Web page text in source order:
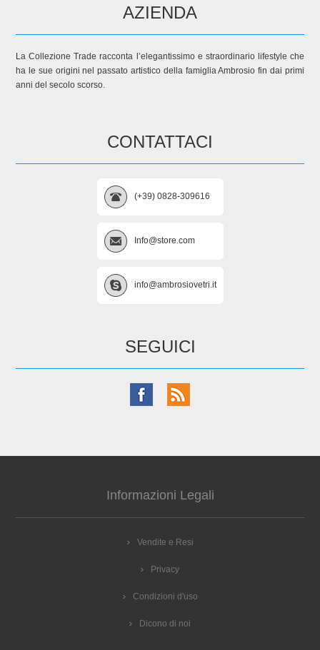
AZIENDA
La Collezione Trade racconta l’elegantissimo e straordinario lifestyle che
ha le sue origini nel passato artistico della famiglia Ambrosio fin dai primi
anni del secolo scorso.
CONTATTACI
(+39) 0828-309616
Info@store.com
info@ambrosiovetri.it
SEGUICI
Informazioni Legali
Vendite e Resi
Privacy
Condizioni d'uso
Dicono di noi